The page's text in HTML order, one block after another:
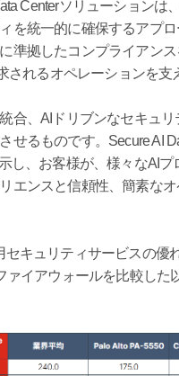
Centerソリューションは
を統一的に確保するアプ
準拠したコンプライアン
れるオペレーションを支
合、AIドリブンなセキュ
るものです。Secure AI
し、お客様が、様々なAI
エンスと信頼性、簡素な
セキュリティサービスの優
イアウォールを比較した